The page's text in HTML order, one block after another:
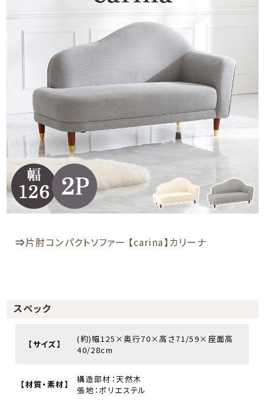
⇒片肘コンパクトソファー 【carina】カリーナ
スペック
【サイズ】
(約)幅125×奥行70×高さ71/59×座面高
40/28cm
【材質・素材】
構造部材：天然木
張地：ポリエステル